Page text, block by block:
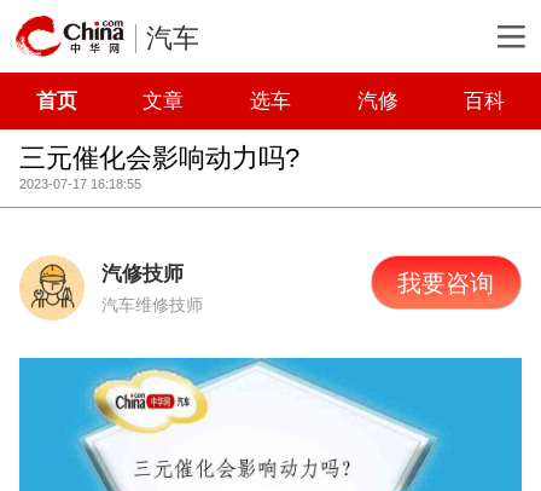
汽车
首页 文章 选车 汽修 百科
三元催化会影响动力吗?
2023-07-17 16:18:55
汽修技师
汽车维修技师
我要咨询